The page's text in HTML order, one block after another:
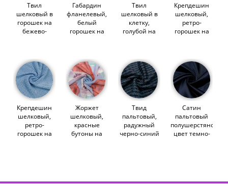
Твил
шелковый в
горошек на
бежево-
Габардин
фланелевый,
белый
горошек на
Твил
шелковый в
клетку,
голубой на
Крепдешин
шелковый,
ретро-
горошек на
Крепдешин
шелковый,
ретро-
горошек на
Жоржет
шелковый,
красные
бутоны на
Твид
пальтовый,
радужный
черно-синий
Сатин
пальтовый
полушерстяной,
цвет темно-